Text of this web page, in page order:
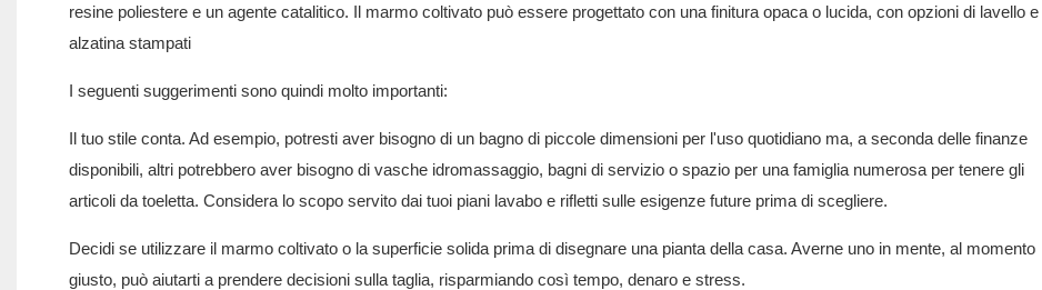
resine poliestere e un agente catalitico. Il marmo coltivato può essere progettato con una finitura opaca o lucida, con opzioni di lavello e
alzatina stampati
I seguenti suggerimenti sono quindi molto importanti:
Il tuo stile conta. Ad esempio, potresti aver bisogno di un bagno di piccole dimensioni per l'uso quotidiano ma, a seconda delle finanze
disponibili, altri potrebbero aver bisogno di vasche idromassaggio, bagni di servizio o spazio per una famiglia numerosa per tenere gli
articoli da toeletta. Considera lo scopo servito dai tuoi piani lavabo e rifletti sulle esigenze future prima di scegliere.
Decidi se utilizzare il marmo coltivato o la superficie solida prima di disegnare una pianta della casa. Averne uno in mente, al momento
giusto, può aiutarti a prendere decisioni sulla taglia, risparmiando così tempo, denaro e stress.